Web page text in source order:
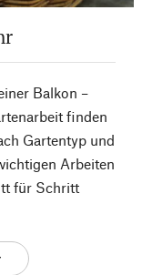
Balkon –
finden
Gartentyp und
Arbeiten
für Schritt